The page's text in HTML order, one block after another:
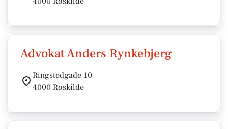
Advokat Anders Rynkebjerg
Ringstedgade 10
4000 Roskilde